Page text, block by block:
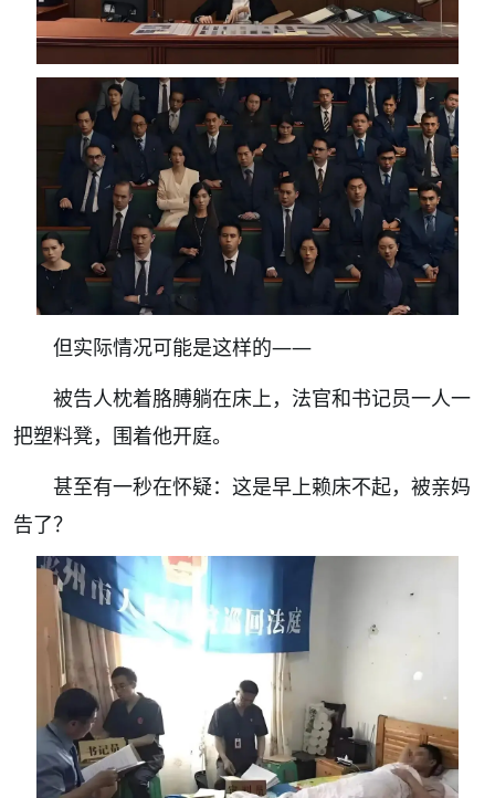
但实际情况可能是这样的——
被告人枕着胳膊躺在床上，法官和书记员一人一
把塑料凳，围着他开庭。
甚至有一秒在怀疑：这是早上赖床不起，被亲妈
告了？